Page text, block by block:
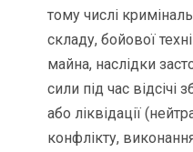
тому числі
складу, бойової
майна, наслідки
сили під час відсічі
або ліквідації
конфлікту,